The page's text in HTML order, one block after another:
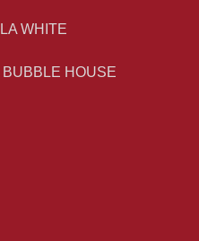
WHITE
BUBBLE HOUSE